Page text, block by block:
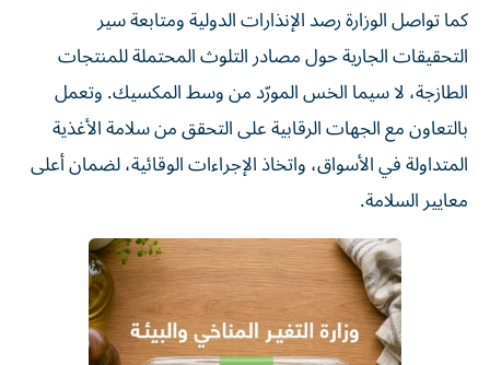
كما تواصل الوزارة رصد الإنذارات الدولية ومتابعة سير
التحقيقات الجارية حول مصادر التلوث المحتملة للمنتجات
الطازجة، لا سيما الخس المورّد من وسط المكسيك. وتعمل
بالتعاون مع الجهات الرقابية على التحقق من سلامة الأغذية
المتداولة في الأسواق، واتخاذ الإجراءات الوقائية، لضمان أعلى
معايير السلامة.